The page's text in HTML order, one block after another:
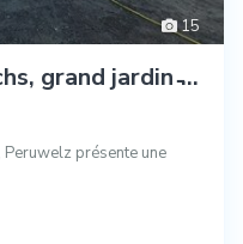
15
grand jardin ̵...
présente une